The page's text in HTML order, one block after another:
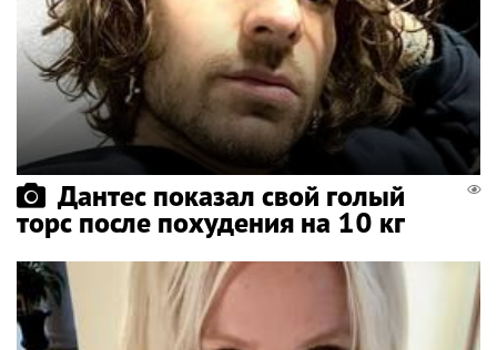
Дантес показал свой голый
торс после похудения на 10 кг